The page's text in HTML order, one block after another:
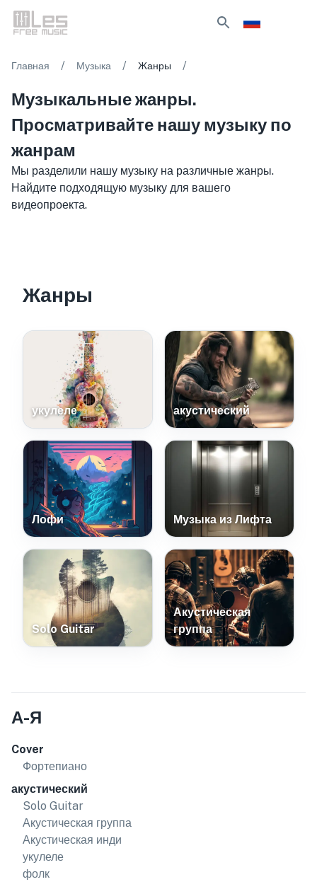
Главная / Музыка / Жанры /
Музыкальные жанры.
Просматривайте нашу музыку по
жанрам
Мы разделили нашу музыку на различные жанры.
Найдите подходящую музыку для вашего
видеопроекта.
Жанры
укулеле акустический
Лофи Музыка из Лифта
Solo Guitar
Акустическая
группа
А-Я
Cover
Фортепиано
акустический
Solo Guitar
Акустическая группа
Акустическая инди
укулеле
фолк